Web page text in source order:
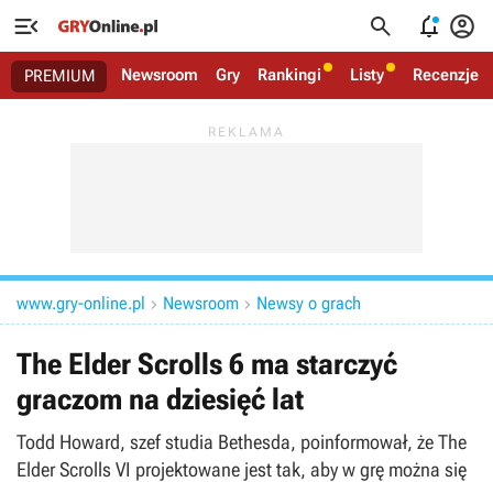
   
PREMIUM Newsroom Gry Rankingi Listy Recenzje
www.gry-online.pl  Newsroom  Newsy o grach
The Elder Scrolls 6 ma starczyć
graczom na dziesięć lat
Todd Howard, szef studia Bethesda, poinformował, że The
Elder Scrolls VI projektowane jest tak, aby w grę można się